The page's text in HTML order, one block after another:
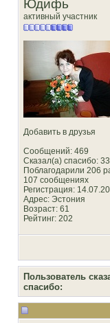
Юдифь
активный участник
Добавить в друзья
Сообщений: 469
Сказал(а) спасибо:
Поблагодарили 206
107 сообщениях
Регистрация:
Адрес: Эстония
Возраст: 61
Рейтинг: 202
Пользователь
cпасибо: